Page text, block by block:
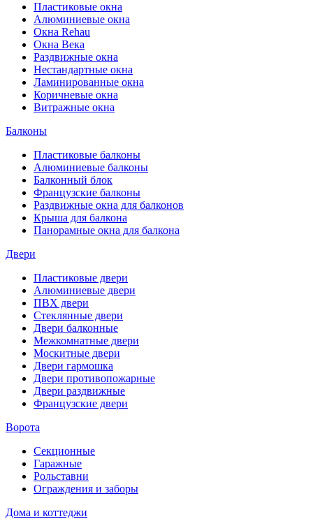
Пластиковые окна
Алюминиевые окна
Окна Rehau
Окна Века
Раздвижные окна
Нестандартные окна
Ламинированные окна
Коричневые окна
Витражные окна
Балконы
Пластиковые балконы
Алюминиевые балконы
Балконный блок
Французские балконы
Раздвижные окна для балконов
Крыша для балкона
Панорамные окна для балкона
Двери
Пластиковые двери
Алюминиевые двери
ПВХ двери
Стеклянные двери
Двери балконные
Межкомнатные двери
Москитные двери
Двери гармошка
Двери противопожарные
Двери раздвижные
Французские двери
Ворота
Секционные
Гаражные
Рольставни
Ограждения и заборы
Дома и коттеджи